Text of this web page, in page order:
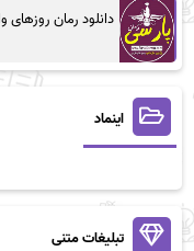
دانلود رمان روزهای
اینماد
تبلیغات متنی